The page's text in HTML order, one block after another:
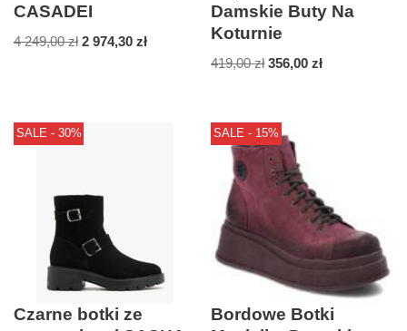
CASADEI
4 249,00zł 2 974,30 zł
Damskie Buty Na
Koturnie
419,00zł 356,00zł
SALE - 30%
Czarne botki ze
SALE - 15%
Bordowe Botki